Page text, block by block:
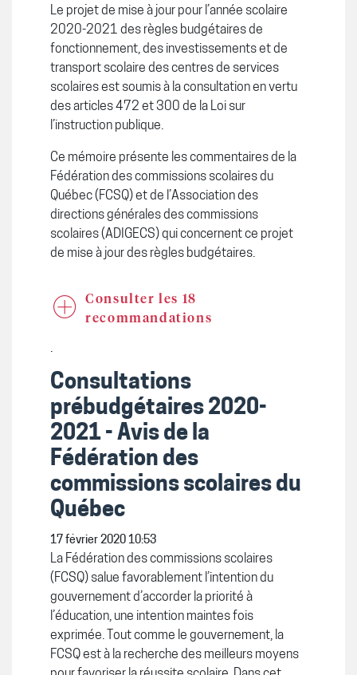
Le projet de mise à jour pour l’année scolaire
2020-2021 des règles budgétaires de
fonctionnement, des investissements et de
transport scolaire des centres de services
scolaires est soumis à la consultation en vertu
des articles 472 et 300 de la Loi sur
l’instruction publique.
Ce mémoire présente les commentaires de la
Fédération des commissions scolaires du
Québec (FCSQ) et de l’Association des
directions générales des commissions
scolaires (ADIGECS) qui concernent ce projet
de mise à jour des règles budgétaires.
Consulter les 18
recommandations
.
Consultations
prébudgétaires 2020-
2021 - Avis de la
Fédération des
commissions scolaires du
Québec
17 février 2020 10:53
La Fédération des commissions scolaires
(FCSQ) salue favorablement l’intention du
gouvernement d’accorder la priorité à
l’éducation, une intention maintes fois
exprimée. Tout comme le gouvernement, la
FCSQ est à la recherche des meilleurs moyens